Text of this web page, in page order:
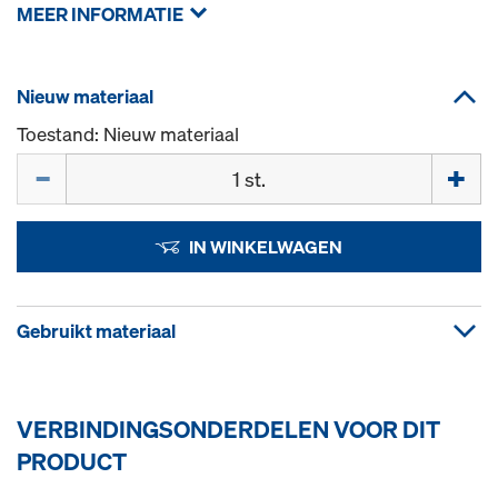
MEER INFORMATIE
Nieuw materiaal
Toestand: Nieuw materiaal
IN WINKELWAGEN
Gebruikt materiaal
VERBINDINGSONDERDELEN VOOR DIT
PRODUCT